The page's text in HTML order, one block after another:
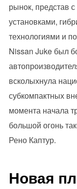
рынок, представ
установками,
технологиями и
Nissan Juke был
всколыхнула
субкомпактных
момента начала
большой огонь
Рено Каптур.
Новая